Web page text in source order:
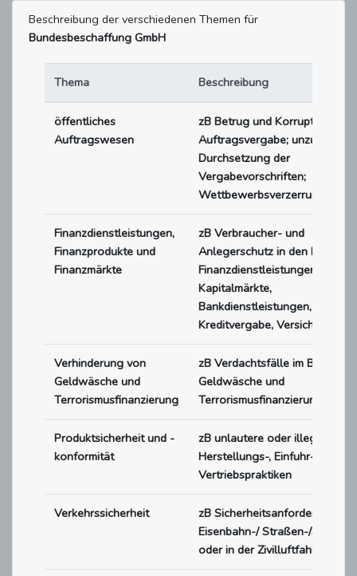
Beschreibung der verschiedenen Themen für
Bundesbeschaffung GmbH
Thema Beschreibung
öffentliches
Auftragswesen
zB Betrug und Korruption bei
Auftragsvergabe;
Durchsetzung der
Vergabevorschriften;
Wettbewerbsverzerrung
Finanzdienstleistungen,
Finanzprodukte und
Finanzmärkte
zB Verbraucher- und
Anlegerschutz in den
Finanzdienstleistungen und
Kapitalmärkte,
Bankdienstleistungen,
Kreditvergabe, Versicherung
Verhinderung von
Geldwäsche und
Terrorismusfinanzierung
zB Verdachtsfälle im Bereich
Geldwäsche und
Terrorismusfinanzierung
Produktsicherheit und -
konformität
zB unlautere oder illegale
Herstellungs-, Einfuhr- oder
Vertriebspraktiken
Verkehrssicherheit
zB Sicherheitsanforderungen
Eisenbahn-/ Straßen-/
oder in der Zivilluftfahrt